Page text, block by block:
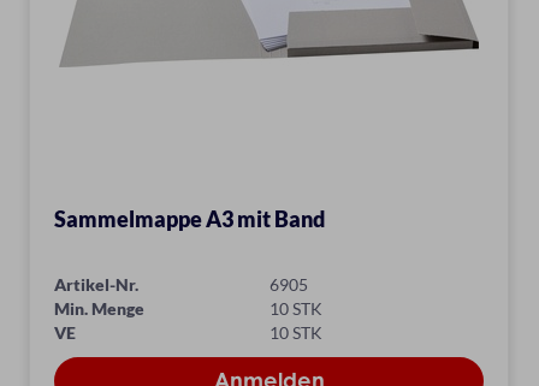
Sammelmappe A3 mit Band
Artikel-Nr.
6905
Min. Menge
10 STK
VE
10 STK